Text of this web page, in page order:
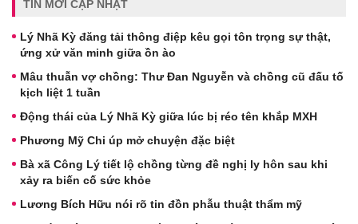
TIN MỚI CẬP NHẬT
Lý Nhã Kỳ đăng tải thông điệp kêu gọi tôn trọng sự thật,
ứng xử văn minh giữa ồn ào
Mâu thuẫn vợ chồng: Thư Đan Nguyễn và chồng cũ đấu tố
kịch liệt 1 tuần
Động thái của Lý Nhã Kỳ giữa lúc bị réo tên khắp MXH
Phương Mỹ Chi úp mở chuyện đặc biệt
Bà xã Công Lý tiết lộ chồng từng đề nghị ly hôn sau khi
xảy ra biến cố sức khỏe
Lương Bích Hữu nói rõ tin đồn phẫu thuật thẩm mỹ